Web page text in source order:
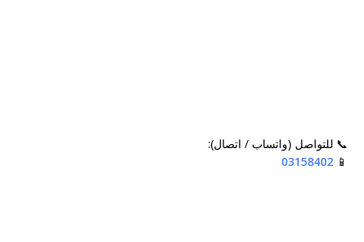
📞 للتواصل (واتساب / اتصال):
📱
03158402